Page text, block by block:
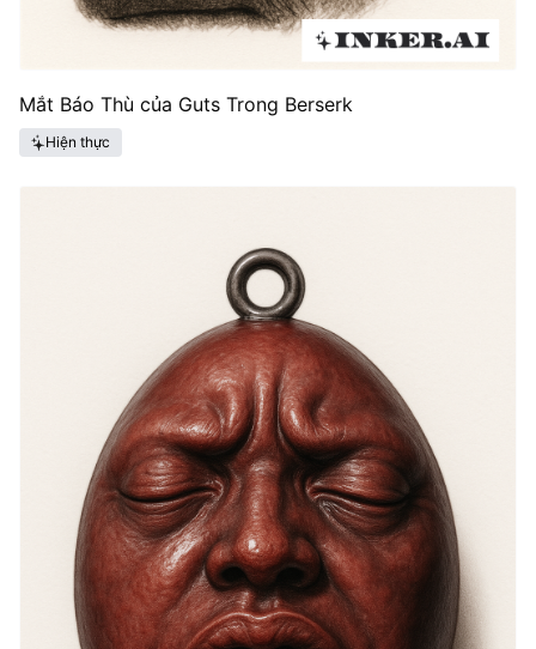
Mắt Báo Thù của Guts Trong Berserk
Hiện thực